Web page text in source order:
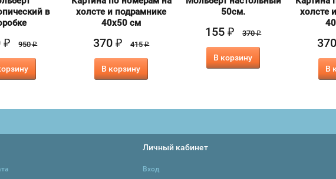
в
₽ 950₽
холсте и подрамнике
40х50 см
370₽ 415₽
В корзину
50см.
155₽ 370₽
В корзину
холсте
В
Личный кабинет
Вход